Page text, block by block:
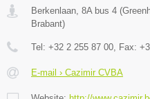
Berkenlaan, 8A bus 4
Brabant)
Tel: +32 2 255 87 00 , Fax:
E-mail › Cazimir CVBA